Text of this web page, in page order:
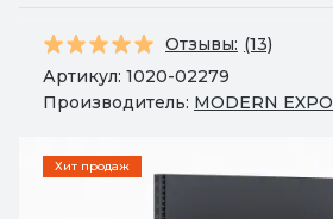
Отзывы: (13)
Артикул: 1020-02279
Производитель: MODERN EXPO
Хит продаж